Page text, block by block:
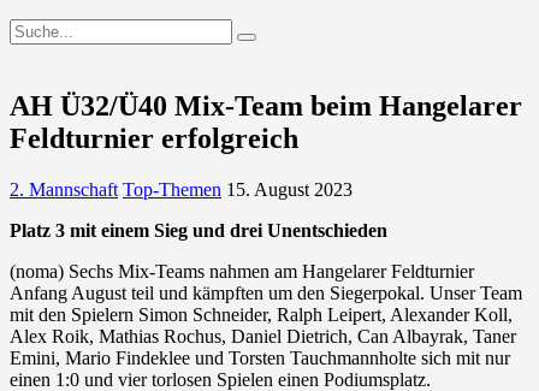
AH Ü32/Ü40 Mix-Team beim Hangelarer
Feldturnier erfolgreich
2. Mannschaft Top-Themen 15. August 2023
Platz 3 mit einem Sieg und drei Unentschieden
(noma) Sechs Mix-Teams nahmen am Hangelarer Feldturnier
Anfang August teil und kämpften um den Siegerpokal. Unser Team
mit den Spielern Simon Schneider, Ralph Leipert, Alexander Koll,
Alex Roik, Mathias Rochus, Daniel Dietrich, Can Albayrak, Taner
Emini, Mario Findeklee und Torsten Tauchmannholte sich mit nur
einen 1:0 und vier torlosen Spielen einen Podiumsplatz.